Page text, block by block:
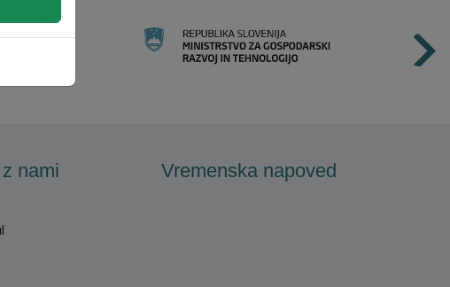
nami Vremenska napoved